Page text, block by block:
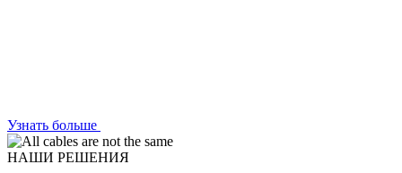
Узнать больше
НАШИ РЕШЕНИЯ